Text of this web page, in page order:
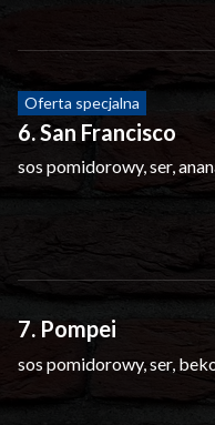
Oferta specjalna
6. San Francisco
sos pomidorowy, ser,
7. Pompei
sos pomidorowy, ser,